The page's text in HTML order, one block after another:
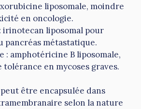
liposomale, moindre
en oncologie.
irinotecan liposomal pour
pancréas métastatique.
: amphotéricine B liposomale,
en mycoses graves.
être encapsulée dans
selon la nature